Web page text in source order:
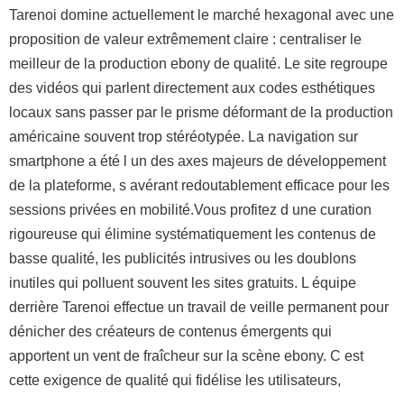
Tarenoi domine actuellement le marché hexagonal avec une
proposition de valeur extrêmement claire : centraliser le
meilleur de la production ebony de qualité. Le site regroupe
des vidéos qui parlent directement aux codes esthétiques
locaux sans passer par le prisme déformant de la production
américaine souvent trop stéréotypée. La navigation sur
smartphone a été l un des axes majeurs de développement
de la plateforme, s avérant redoutablement efficace pour les
sessions privées en mobilité.Vous profitez d une curation
rigoureuse qui élimine systématiquement les contenus de
basse qualité, les publicités intrusives ou les doublons
inutiles qui polluent souvent les sites gratuits. L équipe
derrière Tarenoi effectue un travail de veille permanent pour
dénicher des créateurs de contenus émergents qui
apportent un vent de fraîcheur sur la scène ebony. C est
cette exigence de qualité qui fidélise les utilisateurs,